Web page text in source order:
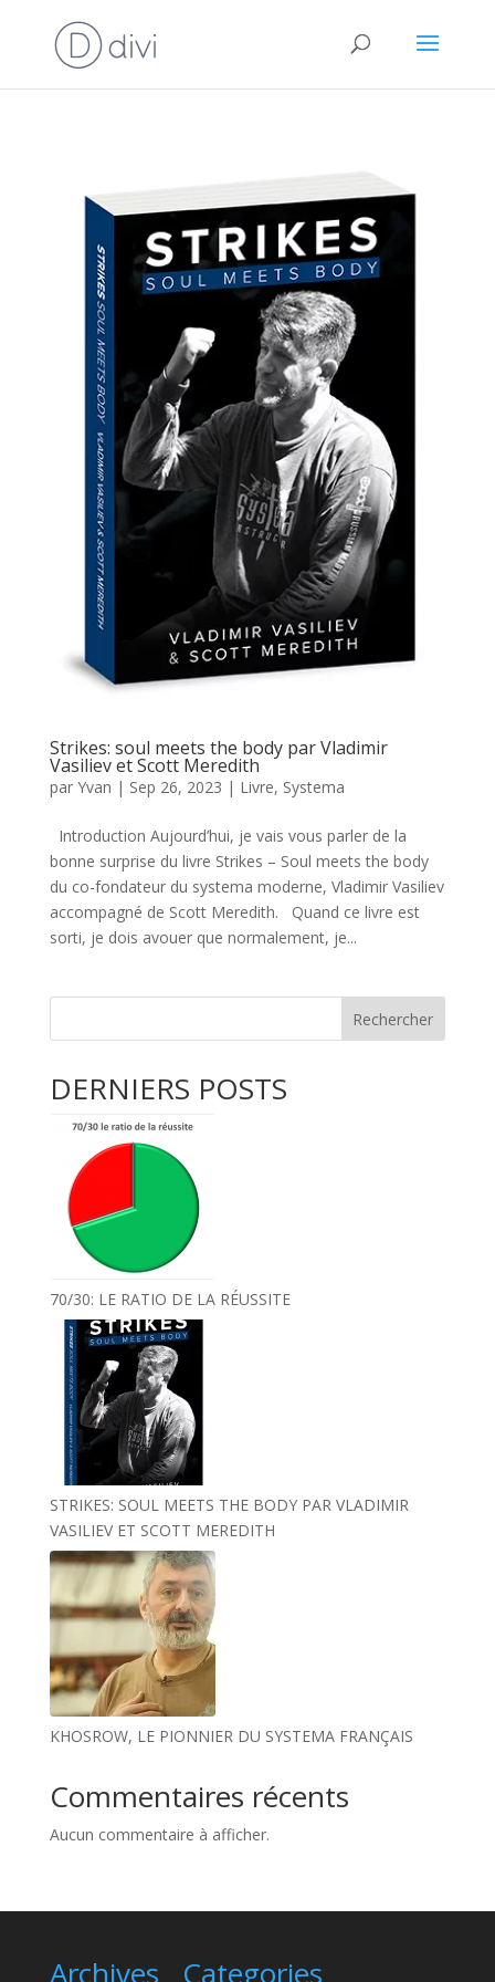
Strikes: soul meets the body par Vladimir
Vasiliev et Scott Meredith
par Yvan | Sep 26, 2023 | Livre, Systema
Introduction Aujourd’hui, je vais vous parler de la
bonne surprise du livre Strikes – Soul meets the body
du co-fondateur du systema moderne, Vladimir Vasiliev
accompagné de Scott Meredith. Quand ce livre est
sorti, je dois avouer que normalement, je...
Rechercher
DERNIERS POSTS
70/30: LE RATIO DE LA RÉUSSITE
STRIKES: SOUL MEETS THE BODY PAR VLADIMIR
VASILIEV ET SCOTT MEREDITH
KHOSROW, LE PIONNIER DU SYSTEMA FRANÇAIS
Commentaires récents
Aucun commentaire à afficher.
Archives Categories